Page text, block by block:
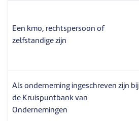
Een kmo, rechtspersoon of
zelfstandige zijn
Als onderneming ingeschreven zijn bij
de Kruispuntbank van
Ondernemingen